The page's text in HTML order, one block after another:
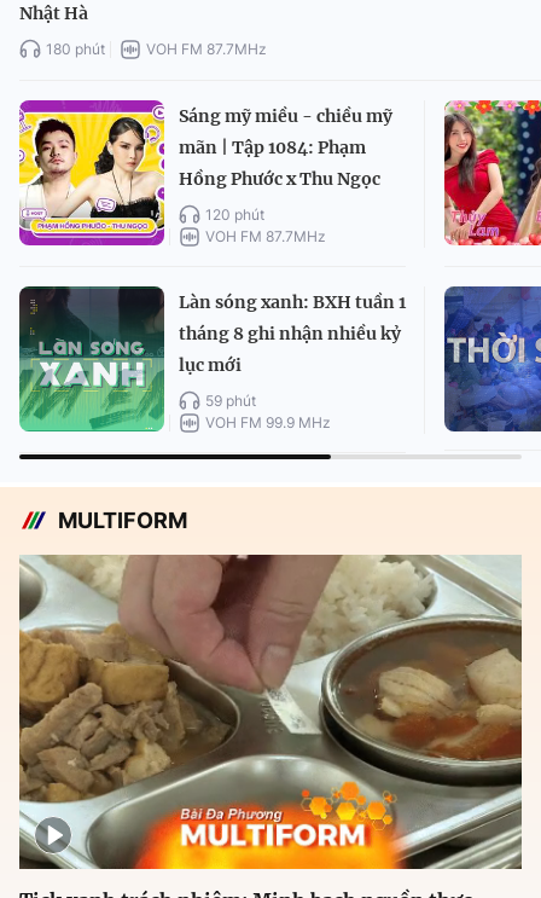
Nhật Hà
180 phút VOH FM 87.7MHz
Sáng mỹ miều - chiều mỹ
mãn | Tập 1084: Phạm
Hồng Phước x Thu Ngọc
120 phút
VOH FM 87.7MHz
Làn sóng xanh: BXH tuần 1
tháng 8 ghi nhận nhiều kỷ
lục mới
59 phút
VOH FM 99.9 MHz
MULTIFORM